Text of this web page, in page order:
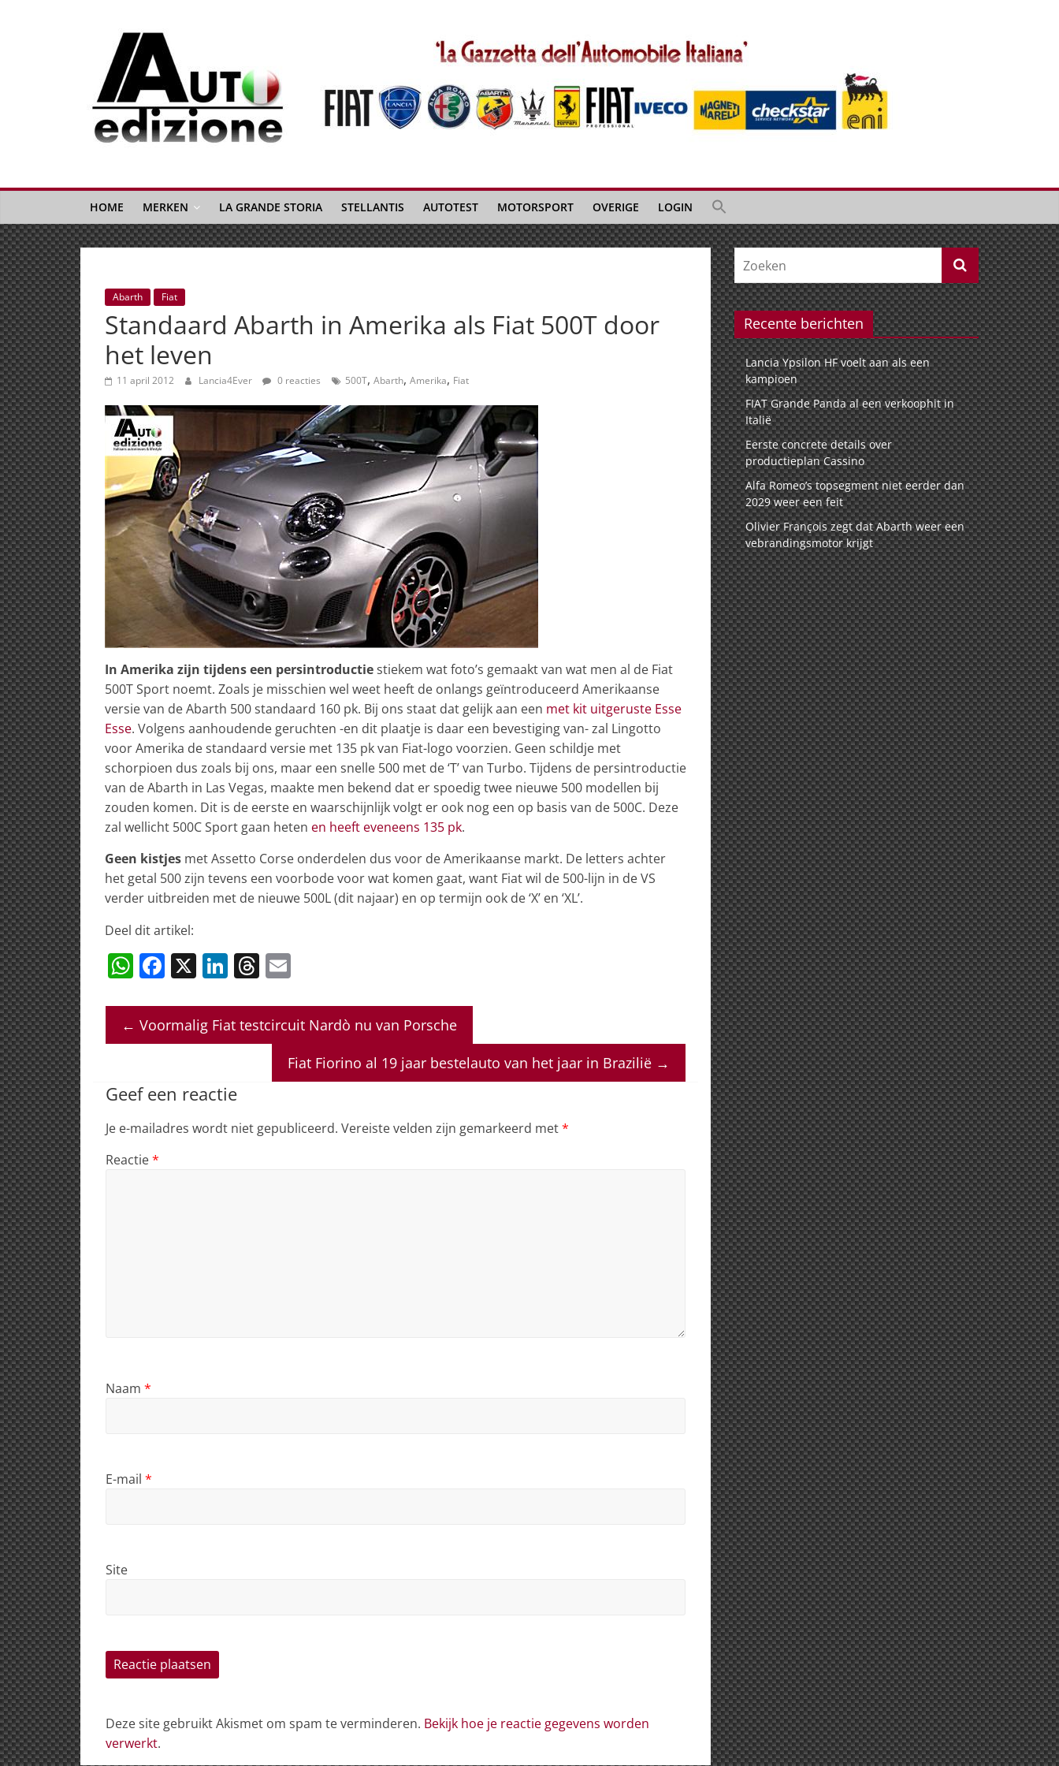
Auto
Edizione
La
Gazetta
dell'Automobile
Italiana
|
Italiaans
autonieuws
&
lifestyle
HOME MERKEN LA GRANDE STORIA STELLANTIS AUTOTEST MOTORSPORT OVERIGE LOGIN
Abarth Fiat
Standaard Abarth in Amerika als Fiat 500T door
het leven
11 april 2012 Lancia4Ever 0 reacties 500T, Abarth, Amerika, Fiat
In Amerika zijn tijdens een persintroductiestiekem wat foto’s gemaakt van wat men al de Fiat
500T Sport noemt. Zoals je misschien wel weet heeft de onlangs geïntroduceerd Amerikaanse
versie van de Abarth 500 standaard 160 pk. Bij ons staat dat gelijk aan een met kit uitgeruste Esse
Esse. Volgens aanhoudende geruchten -en dit plaatje is daar een bevestiging van- zal Lingotto
voor Amerika de standaard versie met 135 pk van Fiat-logo voorzien. Geen schildje met
schorpioen dus zoals bij ons, maar een snelle 500 met de ‘T’ van Turbo. Tijdens de persintroductie
van de Abarth in Las Vegas, maakte men bekend dat er spoedig twee nieuwe 500 modellen bij
zouden komen. Dit is de eerste en waarschijnlijk volgt er ook nog een op basis van de 500C. Deze
zal wellicht 500C Sport gaan heten en heeft eveneens 135 pk.
Geen kistjes met Assetto Corse onderdelen dus voor de Amerikaanse markt. De letters achter
het getal 500 zijn tevens een voorbode voor wat komen gaat, want Fiat wil de 500-lijn in de VS
verder uitbreiden met de nieuwe 500L (dit najaar) en op termijn ook de ‘X’ en ‘XL’.
Deel dit artikel:
W
at
s
p
F
c
e
o
o
k
X Li
k
e
n
T
re
a
ai
l
← Voormalig Fiat testcircuit Nardò nu van Porsche
Fiat Fiorino al 19 jaar bestelauto van het jaar in Brazilië →
Geef een reactie
Je e-mailadres wordt niet gepubliceerd. Vereiste velden zijn gemarkeerd met*
Reactie*
Naam *
E-mail *
Site
Deze site gebruikt Akismet om spam te verminderen. Bekijk hoe je reactie gegevens worden
verwerkt.
Recente berichten
Lancia Ypsilon HF voelt aan als een
kampioen
FIAT Grande Panda al een verkoophit in
Italië
Eerste concrete details over
productieplan Cassino
Alfa Romeo’s topsegment niet eerder dan
2029 weer een feit
Olivier François zegt dat Abarth weer een
vebrandingsmotor krijgt